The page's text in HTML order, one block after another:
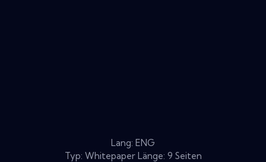
Lang: ENG
Typ: Whitepaper Länge: 9 Seiten